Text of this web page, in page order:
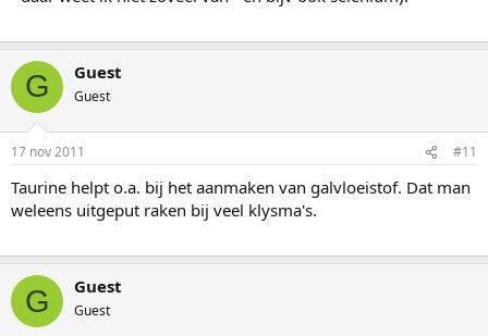
G Guest
Guest
17 nov 2011 #11
Taurine helpt o.a. bij het aanmaken van galvloeistof. Dat man
weleens uitgeput raken bij veel klysma's.
G Guest
Guest